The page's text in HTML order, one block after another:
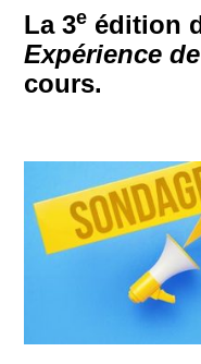
La 3e édition
Expérience
cours.